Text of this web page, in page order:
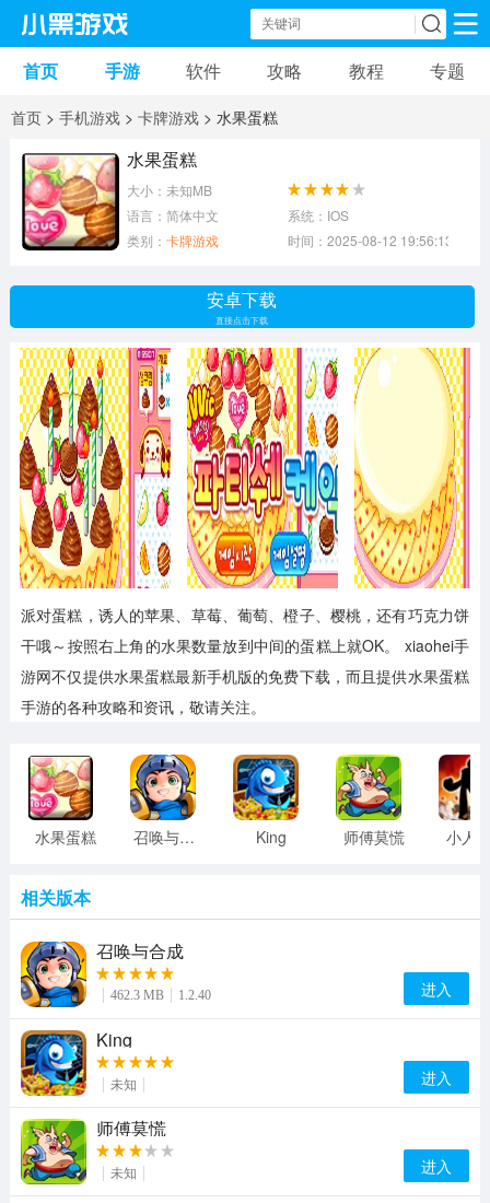
手机游戏 手机软件
安卓游戏
益智游戏 音乐游戏 传奇游戏
模拟游戏
策略游戏 文字游戏 角色扮演
首页 手游 软件 攻略 教程 专题
首页 > 手机游戏 > 卡牌游戏 > 水果蛋糕
水果蛋糕
大小：未知MB
语言：简体中文
系统：IOS
类别： 卡牌游戏 时间：2025-08-12 19:56:13
安卓下载
直接点击下载
派对蛋糕，诱人的苹果、草莓、葡萄、橙子、樱桃，还有巧克力饼
干哦～按照右上角的水果数量放到中间的蛋糕上就OK。 xiaohei手
游网不仅提供水果蛋糕最新手机版的免费下载，而且提供水果蛋糕
手游的各种攻略和资讯，敬请关注。
水果蛋糕 召唤与合成 King 师傅莫慌 小人
相关版本
召唤与合成
462.3 MB 1.2.40 进入
King
未知 进入
师傅莫慌
未知 进入